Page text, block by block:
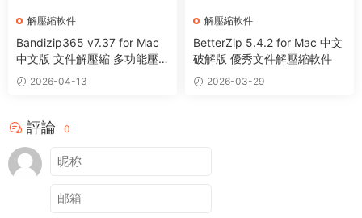
解壓縮軟件
Bandizip365 v7.37 for Mac
中文版 文件解壓縮 多功能壓
縮包管理器
2026-04-13
解壓縮軟件
BetterZip 5.4.2 for Mac 中文
破解版 優秀文件解壓縮軟件
2026-03-29
評論 0